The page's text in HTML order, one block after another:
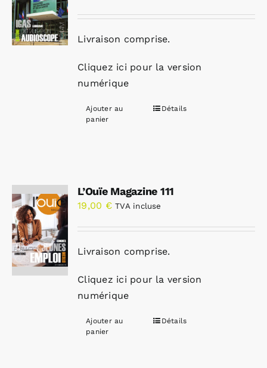
Livraison comprise.
Cliquez ici pour la version
numérique
Ajouter au
panier
Détails
L’Ouïe Magazine 111
19,00 € TVA incluse
Livraison comprise.
Cliquez ici pour la version
numérique
Ajouter au
panier
Détails